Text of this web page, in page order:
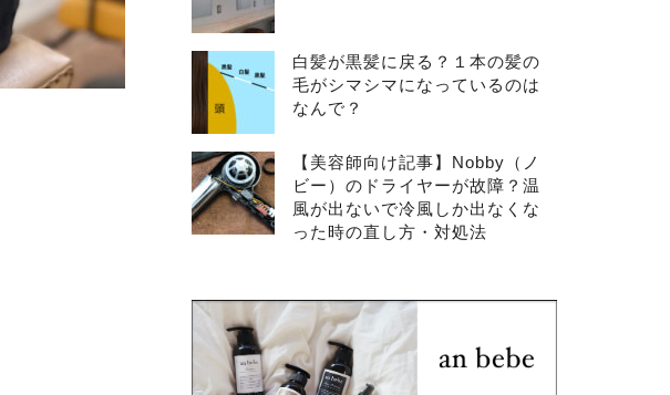
白髪が黒髪に戻る？１本の髪の
毛がシマシマになっているのは
なんで？
【美容師向け記事】Nobby（ノ
ビー）のドライヤーが故障？温
風が出ないで冷風しか出なくな
った時の直し方・対処法